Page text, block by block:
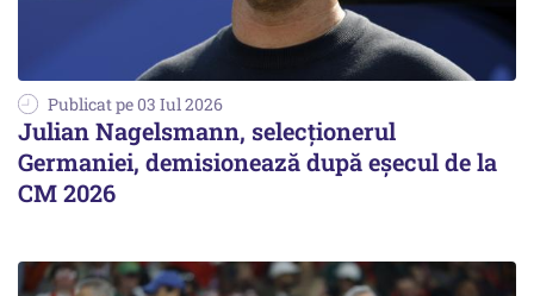
Publicat pe 03 Iul 2026
Julian Nagelsmann, selecționerul
Germaniei, demisionează după eșecul de la
CM 2026